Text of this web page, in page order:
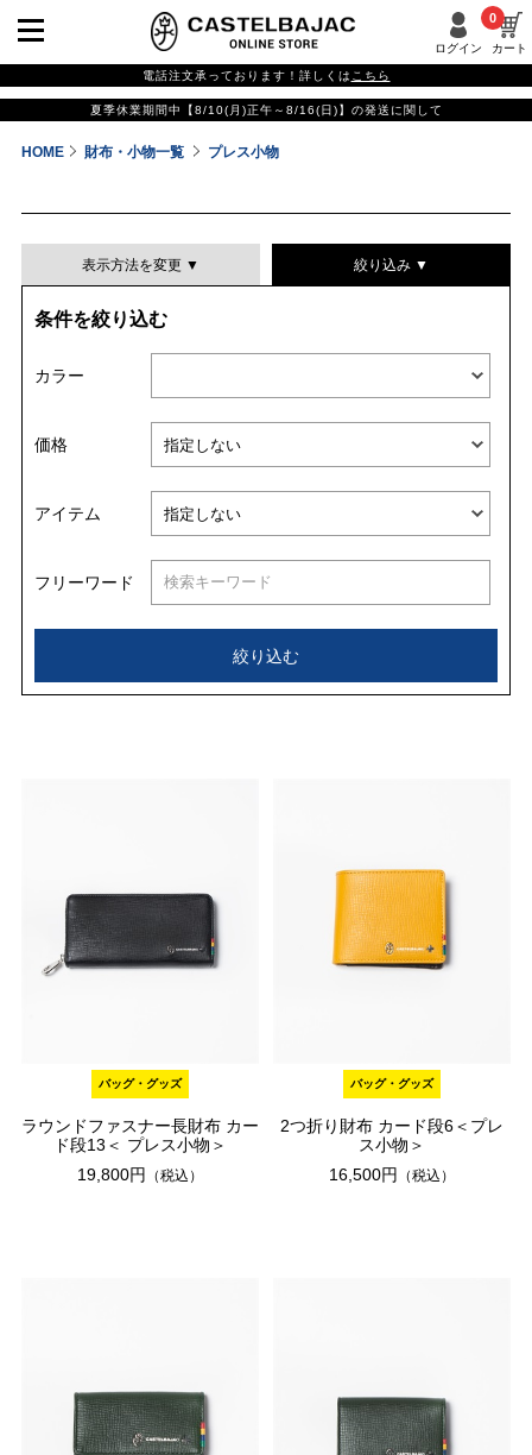
ログイン カート
0
電話注文承っております！詳しくは こちら
夏季休業期間中【8/10(月)正午～8/16(日)】の発送に関して
HOME 財布・小物一覧 プレス小物
表示方法を変更 ▼
並び替える
絞り込み ▼
条件を絞り込む
カラー
価格
アイテム
フリーワード
絞り込む
バッグ・グッズ
ラウンドファスナー長財布 カー
ド段13＜ プレス小物＞
19,800円
（税込）
バッグ・グッズ
2つ折り財布 カード段6＜プレ
ス小物＞
16,500円
（税込）